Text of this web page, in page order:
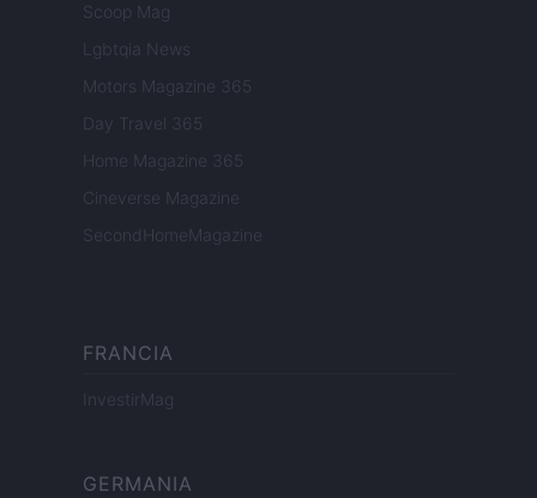
Scoop Mag
Lgbtqia News
Motors Magazine 365
Day Travel 365
Home Magazine 365
Cineverse Magazine
SecondHomeMagazine
FRANCIA
InvestirMag
GERMANIA